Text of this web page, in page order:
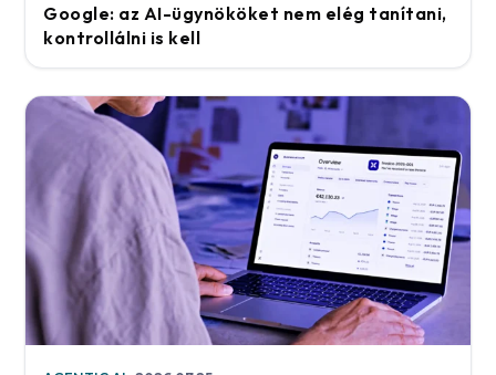
Google: az AI-ügynököket nem elég tanítani,
kontrollálni is kell